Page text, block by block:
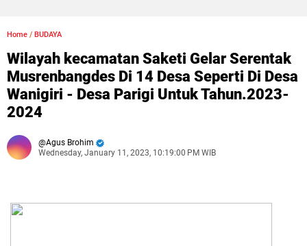
Home / BUDAYA
​Wilayah kecamatan Saketi Gelar Serentak
Musrenbangdes Di 14 Desa Seperti Di Desa
Wanigiri - Desa Parigi Untuk Tahun.2023-
2024
Agus Brohim
Wednesday, January 11, 2023, 10:19:00 PM WIB